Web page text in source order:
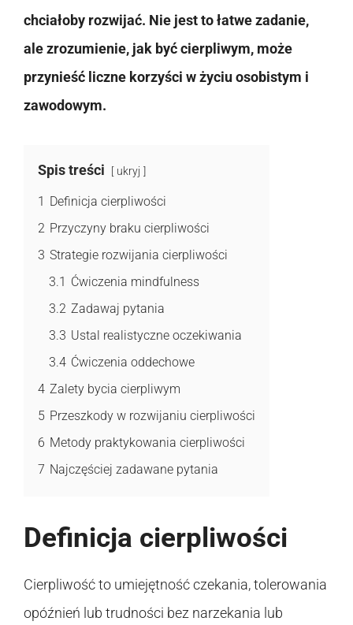
chciałoby rozwijać. Nie jest to łatwe zadanie,
ale zrozumienie, jak być cierpliwym, może
przynieść liczne korzyści w życiu osobistym i
zawodowym.
Spis treści ukryj
1 Definicja cierpliwości
2 Przyczyny braku cierpliwości
3 Strategie rozwijania cierpliwości
3.1 Ćwiczenia mindfulness
3.2 Zadawaj pytania
3.3 Ustal realistyczne oczekiwania
3.4 Ćwiczenia oddechowe
4 Zalety bycia cierpliwym
5 Przeszkody w rozwijaniu cierpliwości
6 Metody praktykowania cierpliwości
7 Najczęściej zadawane pytania
Definicja cierpliwości
Cierpliwość to umiejętność czekania, tolerowania
opóźnień lub trudności bez narzekania lub